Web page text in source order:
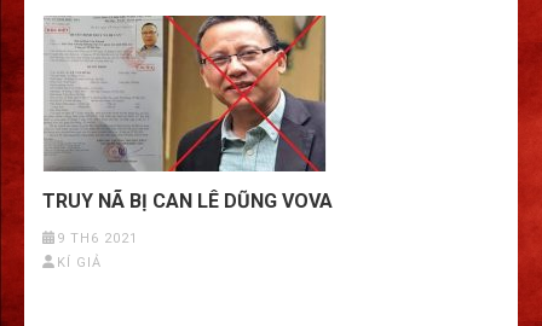
TRUY NÃ BỊ CAN LÊ DŨNG VOVA
9 TH6 2021
KÍ GIẢ